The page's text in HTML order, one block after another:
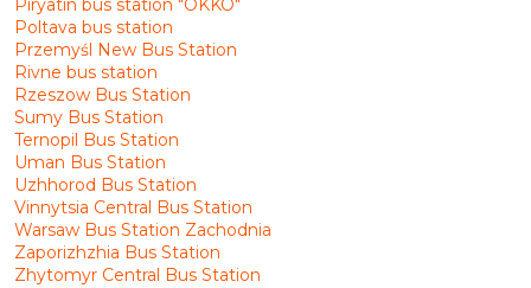
Piryatin bus station "OKKO"
Poltava bus station
Przemyśl New Bus Station
Rivne bus station
Rzeszow Bus Station
Sumy Bus Station
Ternopil Bus Station
Uman Bus Station
Uzhhorod Bus Station
Vinnytsia Central Bus Station
Warsaw Bus Station Zachodnia
Zaporizhzhia Bus Station
Zhytomyr Central Bus Station